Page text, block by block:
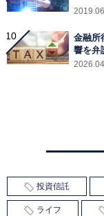
投資信託
ライフ
金融所
響を弁